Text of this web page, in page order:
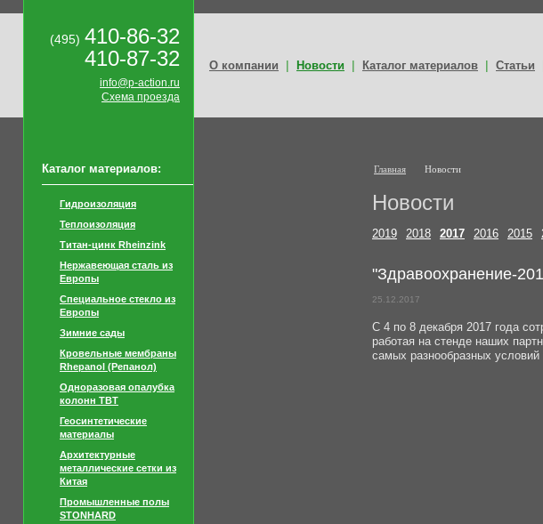
(495) 410-86-32
410-87-32
info@p-action.ru
Схема проезда
О компании | Новости | Каталог материалов | Статьи
Каталог материалов:
Гидроизоляция
Теплоизоляция
Титан-цинк Rheinzink
Нержавеющая сталь из
Европы
Специальное стекло из
Европы
Зимние сады
Кровельные мембраны
Rhepanol (Репанол)
Одноразовая опалубка
колонн TBT
Геосинтетические
материалы
Архитектурные
металлические сетки из
Китая
Промышленные полы
STONHARD
Главная Новости
Новости
2019 2018 2017 2016 2015
"Здравоохранение-
25.12.2017
С 4 по 8 декабря 2017 года
работая на стенде наших
самых разнообразных условий